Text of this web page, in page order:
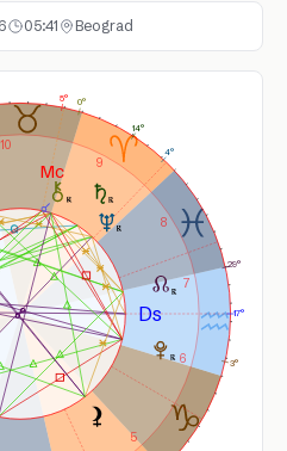
05:41 Beograd
5
6
7
8
9
10
14°
4°
3°
29°
0°
5°
17°